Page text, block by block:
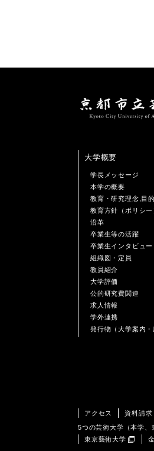
大学概要
学長メッセージ
本学の概要
教育・研究理念,目的
教育方針（ポリシー
沿革
卒業生等の活躍
卒業生インタビュー
組織図・定員
教員紹介
大学評価
公的研究費関連
求人情報
学外連携
発行物（大学案内・
アクセス 資料請求
5つの芸術大学（本学、
東京藝術大学